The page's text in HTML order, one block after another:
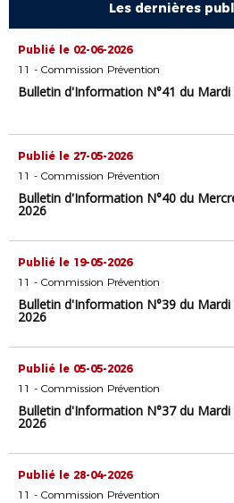
Les dernières
Publié le 02-06-2026
11 - Commission Prévention
Bulletin d'Information N°41 du Mardi
Publié le 27-05-2026
11 - Commission Prévention
Bulletin d'Information N°40 du
2026
Publié le 19-05-2026
11 - Commission Prévention
Bulletin d'Information N°39 du Mardi
2026
Publié le 05-05-2026
11 - Commission Prévention
Bulletin d'Information N°37 du Mardi
2026
Publié le 28-04-2026
11 - Commission Prévention